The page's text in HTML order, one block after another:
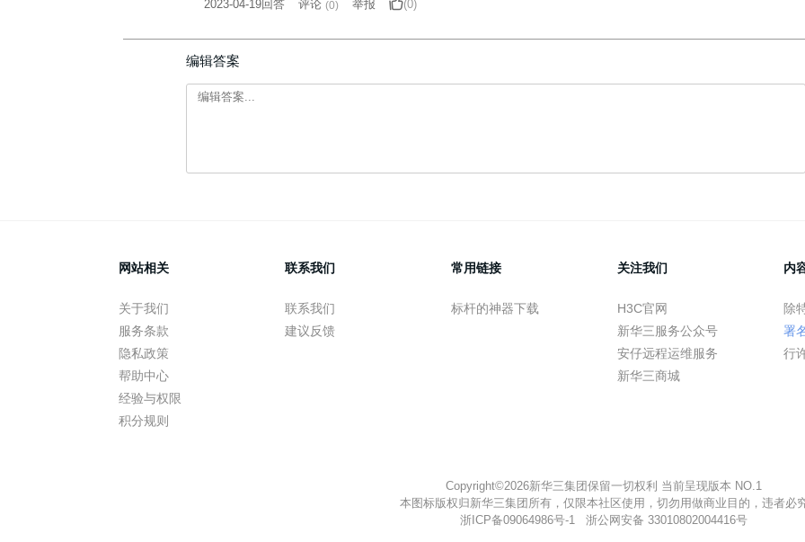
2023-04-19回答 评论 (0) 举报 (0)
编辑答案
网站相关
关于我们
服务条款
隐私政策
帮助中心
经验与权限
积分规则
联系我们
联系我们
建议反馈
常用链接
标杆的神器下载
关注我们
H3C官网
新华三服务公众号
安仔远程运维服务
新华三商城
内
除
署
行
Copyright©2026新华三集团保留一切权利 当前呈现版本 NO.1
本图标版权归新华三集团所有，仅限本社区使用，切勿用做商业目的，违者必
浙ICP备09064986号-1
浙公网安备 33010802004416号